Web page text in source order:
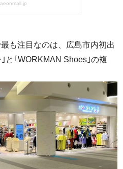
も注目なのは、広島市内初出
と｢WORKMAN Shoes｣の複